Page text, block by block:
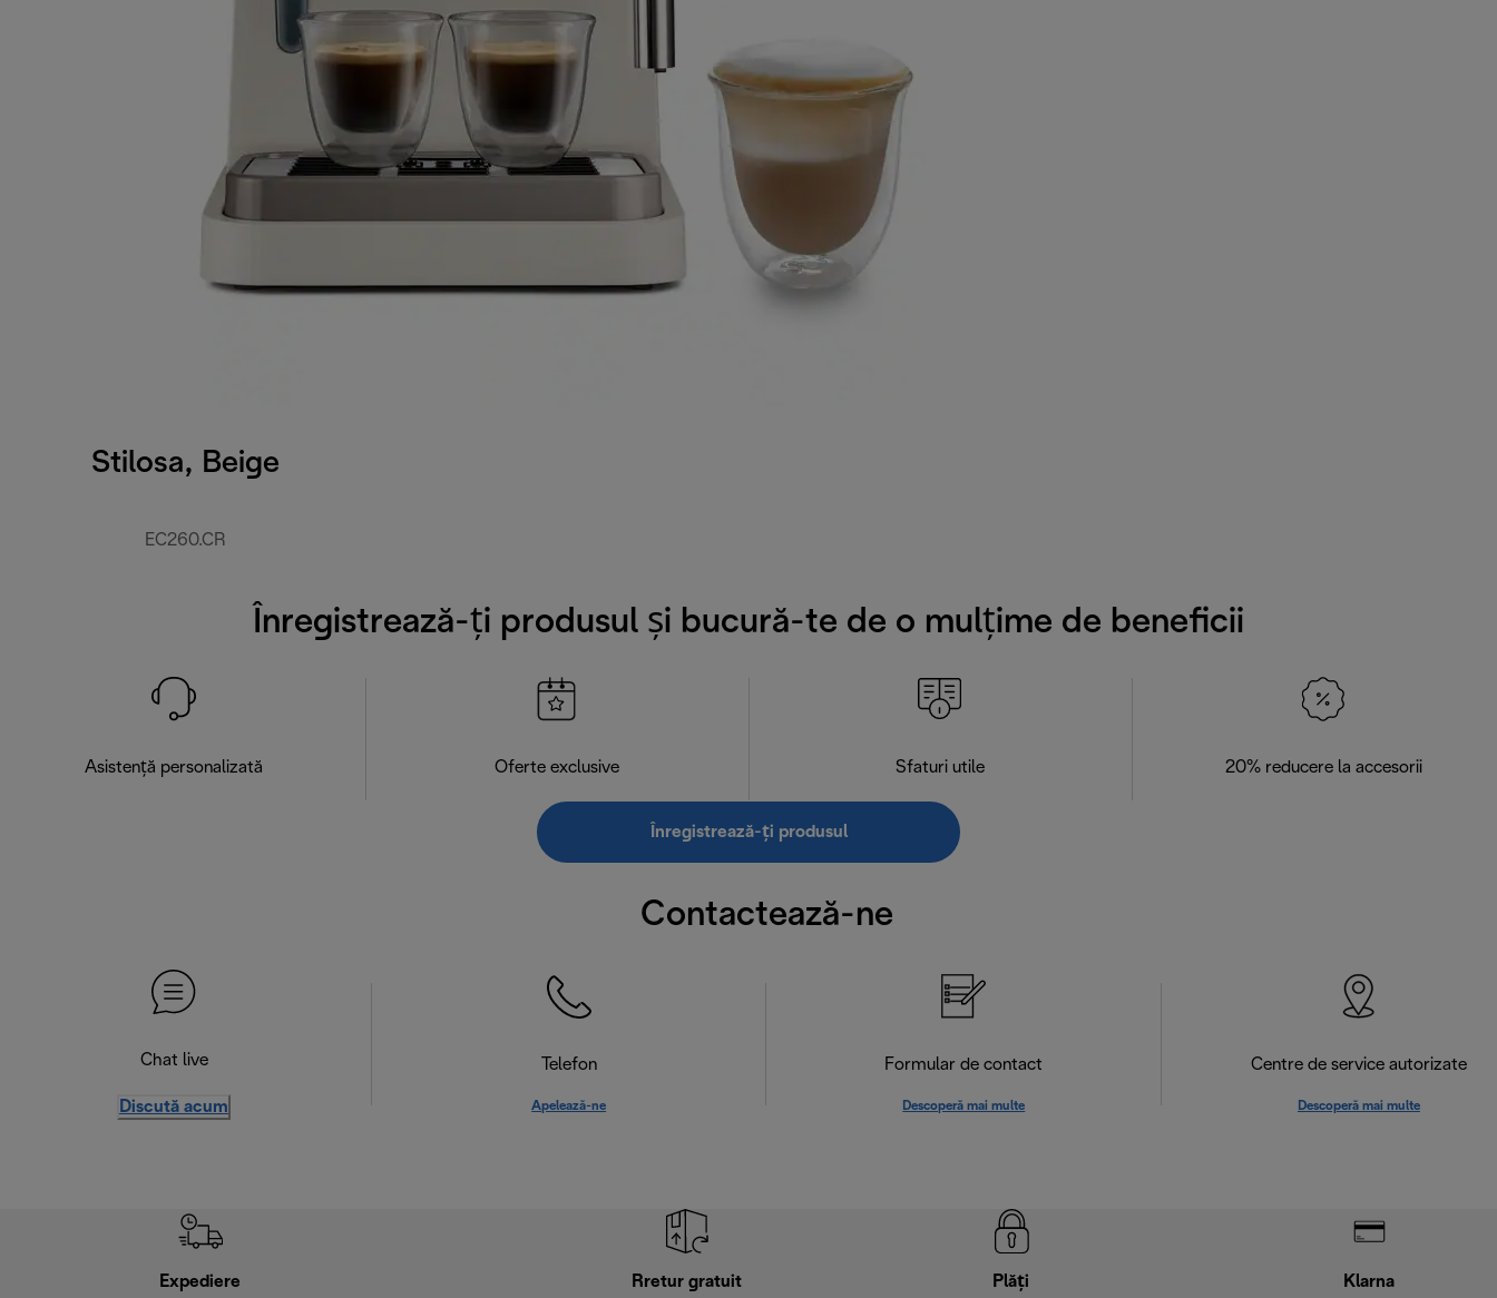
Stilosa, Beige
EC260.CR
Înregistrează-ți produsul și bucură-te de o mulțime de beneficii
Asistență personalizată Oferte exclusive Sfaturi utile 20% reducere la accesorii
Înregistrează-ți produsul
Contactează-ne
Chat live
Discută acum
Telefon
Apelează-ne
Formular de contact
Descoperă mai multe
Centre de service autorizate
Descoperă mai multe
Expediere Rretur gratuit Plăți Klarna